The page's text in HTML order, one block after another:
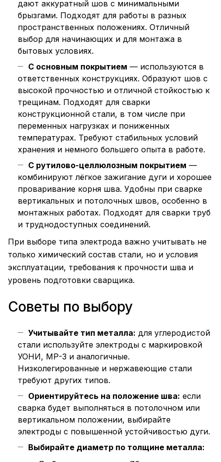
дают аккуратный шов с минимальными
брызгами. Подходят для работы в разных
пространственных положениях. Отличный
выбор для начинающих и для монтажа в
бытовых условиях.
С основным покрытием — используются в
ответственных конструкциях. Образуют шов с
высокой прочностью и отличной стойкостью к
трещинам. Подходят для сварки
конструкционной стали, в том числе при
переменных нагрузках и пониженных
температурах. Требуют стабильных условий
хранения и немного большего опыта в работе.
С рутилово-целлюлозным покрытием —
комбинируют лёгкое зажигание дуги и хорошее
проваривание корня шва. Удобны при сварке
вертикальных и потолочных швов, особенно в
монтажных работах. Подходят для сварки труб
и труднодоступных соединений.
При выборе типа электрода важно учитывать не
только химический состав стали, но и условия
эксплуатации, требования к прочности шва и
уровень подготовки сварщика.
Советы по выбору
Учитывайте тип металла: для углеродистой
стали используйте электроды с маркировкой
УОНИ, МР-3 и аналогичные.
Низколегированные и нержавеющие стали
требуют других типов.
Ориентируйтесь на положение шва: если
сварка будет выполняться в потолочном или
вертикальном положении, выбирайте
электроды с повышенной устойчивостью дуги.
Выбирайте диаметр по толщине металла: